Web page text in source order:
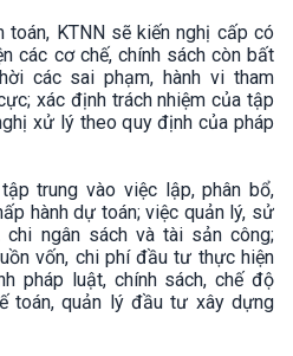
toán, KTNN sẽ kiến nghị cấp có
các cơ chế, chính sách còn bất
các sai phạm, hành vi tham
xác định trách nhiệm của tập
xử lý theo quy định của pháp
trung vào việc lập, phân bổ,
hành dự toán; việc quản lý, sử
chi ngân sách và tài sản công;
vốn, chi phí đầu tư thực hiện
pháp luật, chính sách, chế độ
toán, quản lý đầu tư xây dựng